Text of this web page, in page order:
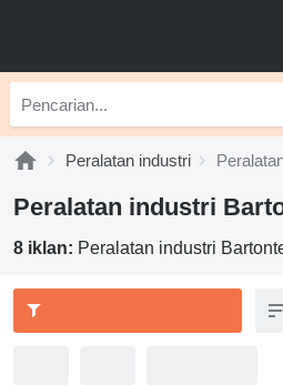
Peralatan industri
Peralatan industri
8 iklan: Peralatan industri